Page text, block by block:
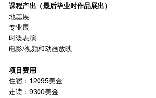
课程产出（最后毕业时作品展出）
地基展
专业展
时装表演
电影/视频和动画放映
项目费用
住宿：12095美金
走读：9300美金